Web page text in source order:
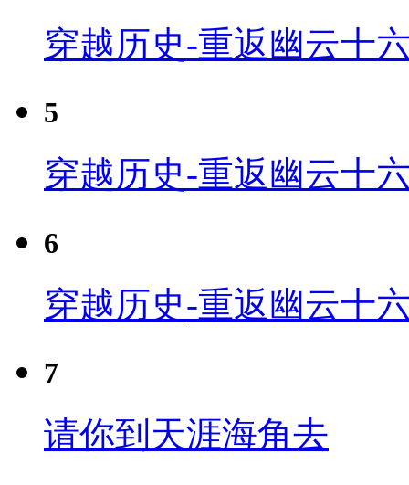
穿越历史-重返幽云十
5
穿越历史-重返幽云十
6
穿越历史-重返幽云十
7
请你到天涯海角去